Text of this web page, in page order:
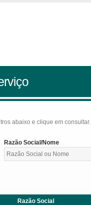
abaixo e clique em consultar.
Razão Social/Nome
Razão Social